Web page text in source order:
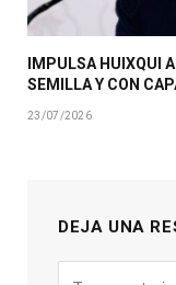
IMPULSA HUIXQUI
SEMILLA Y CON
23/07/2026
DEJA UNA